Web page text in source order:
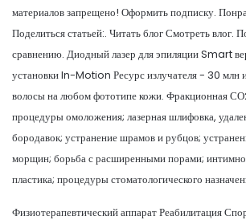
материалов запрещено! Оформить подписку.
Поделиться статьей:. Читать блог Смотреть влог.
сравнению. Диодный лазер для эпиляции Smart
установки In-Motion Ресурс излучателя - 30 млн
волосы на любом фототипе кожи. Фракционная
процедуры омоложения; лазерная шлифовка,
бородавок; устранение шрамов и рубцов;
морщин; борьба с расширенными порами;
пластика; процедуры стоматологического
Физиотерапевтический аппарат Реабилитация